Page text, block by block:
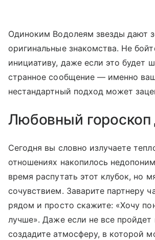
Одиноким Водолеям звезды дают
оригинальные знакомства. Не
инициативу, даже если это будет
странное сообщение — именно
нестандартный подход может
Любовный
Сегодня вы словно излучаете
отношениях накопилось
время распутать этот клубок, но
сочувствием. Заварите партнеру
рядом и просто скажите: «Хочу
лучше». Даже если не все пройдет
создадите атмосферу, в которой